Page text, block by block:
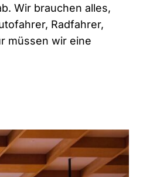
Wir brauchen alles,
Radfahrer,
müssen wir eine